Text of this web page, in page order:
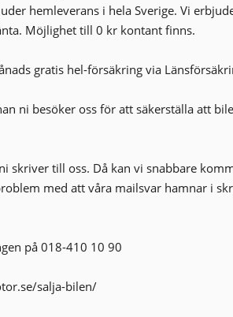
hemleverans i hela Sverige. Vi
Möjlighet till 0 kr kontant finns.
gratis hel-försäkring via
ni besöker oss för att säkerställa att
skriver till oss. Då kan vi snabbare
med att våra mailsvar hamnar i
på 018-410 10 90
salja-bilen/